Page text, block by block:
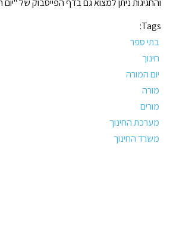
והחגיגות ניתן למצוא גם בדף הפייסבוק של "יום
Tags:
בתי ספר
חינוך
יום המורה
מורה
מורים
מערכת החינוך
משרד החינוך